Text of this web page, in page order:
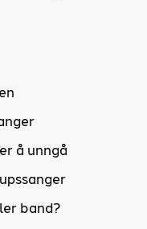
å unngå
band?